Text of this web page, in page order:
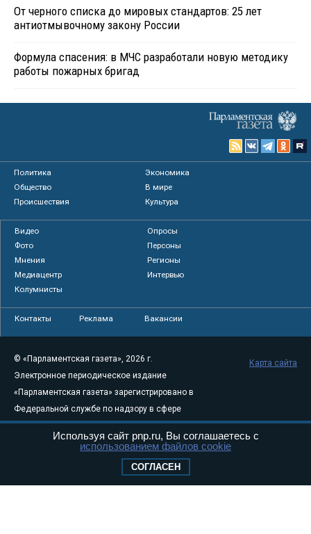
От черного списка до мировых стандартов: 25 лет
антиотмывочному закону России
Формула спасения: в МЧС разработали новую методику
работы пожарных бригад
Политика
Экономика
Общество
В мире
Происшествия
Культура
Видео
Опросы
Фото
Персоны
Мнения
Регионы
Медиацентр
Интервью
Колумнисты
Контакты Реклама Вакансии
© «Парламентская газета», 2026 г.
Электронное периодическое издание
«Парламентская газета» зарегистрировано в
Федеральной службе по надзору в сфере
связи, информационных технологий и
массовых коммуникаций (Роскомнадзор) 05
Свидетельство о регистрации Эл № ФС77-
Карта сайта
Используя сайт pnp.ru, Вы соглашаетесь с
использованием файлов cookie
СОГЛАСЕН